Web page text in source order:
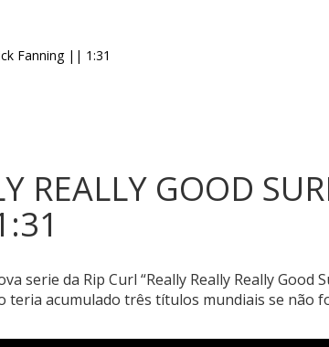
REALLY GOOD
serie da Rip Curl “Really Really Really Good
teria acumulado três títulos mundiais se não